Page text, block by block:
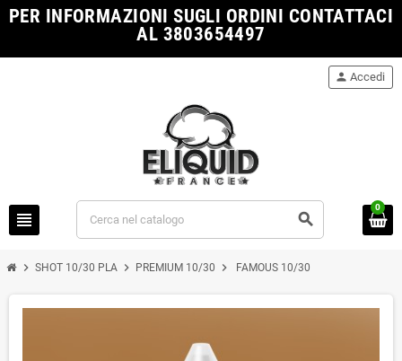
PER INFORMAZIONI SUGLI ORDINI CONTATTACI
AL 3803654497
view_headline search
person Accedi
0
chevron_right SHOT 10/30 PLA chevron_right PREMIUM 10/30 chevron_right FAMOUS 10/30